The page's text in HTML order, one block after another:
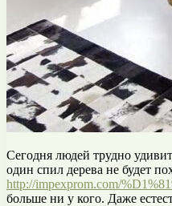
Сегодня людей трудно
один спил дерева не будет
http://impexprom.com/
больше ни у кого. Даже